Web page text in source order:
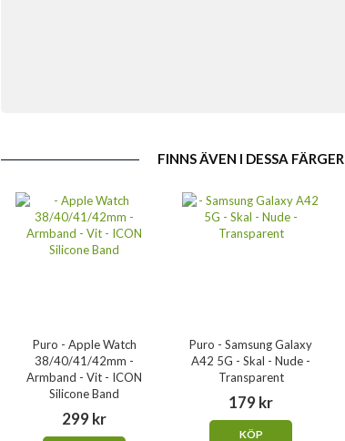
FINNS ÄVEN I DESSA FÄRGER
Puro - Apple Watch
38/40/41/42mm -
Armband - Vit - ICON
Silicone Band
299 kr
Puro - Samsung Galaxy
A42 5G - Skal - Nude -
Transparent
179 kr
KÖP